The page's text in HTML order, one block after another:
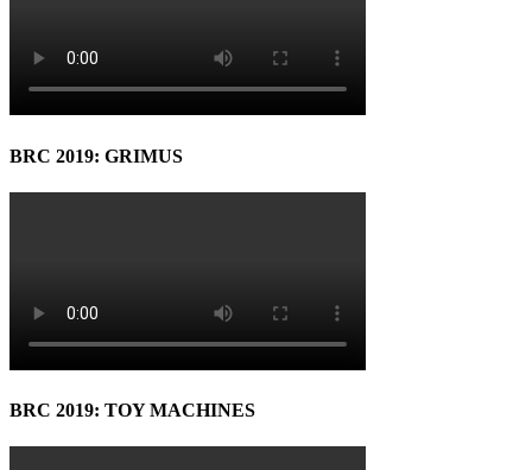
BRC 2019: GRIMUS
BRC 2019: TOY MACHINES